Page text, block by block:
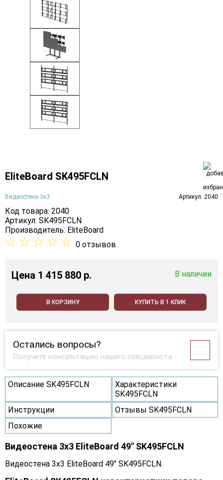
EliteBoard SK495FCLN
Видеостена 3х3 Артикул: 2040
Код товара: 2040
Артикул: SK495FCLN
Производитель: EliteBoard
☆ ☆ ☆ ☆ ☆ 0 отзывов
Цена 1 415 880 p. В наличии
В КОРЗИНУ КУПИТЬ В 1 КЛИК
Остались вопросы?
Получите консультацию нашего специалиста
Описание SK495FCLN
Характеристики
SK495FCLN
Инструкции
Отзывы SK495FCLN
Похожие
Видеостена 3x3 EliteBoard 49" SK495FCLN
Видеостена 3x3 EliteBoard 49" SK495FCLN.